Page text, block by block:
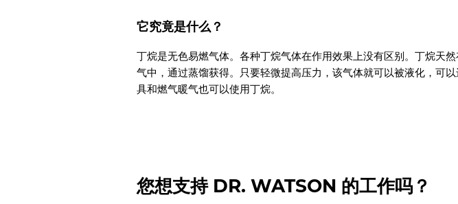
它究竟是什么？
丁烷是无色易燃气体。各种丁烷气体在作用效果上没有区别。丁烷天
气中，通过蒸馏获得。只要轻微提高压力，该气体就可以被液化，可
具和燃气暖气也可以使用丁烷。
您想支持 DR. WATSON 的工作吗？